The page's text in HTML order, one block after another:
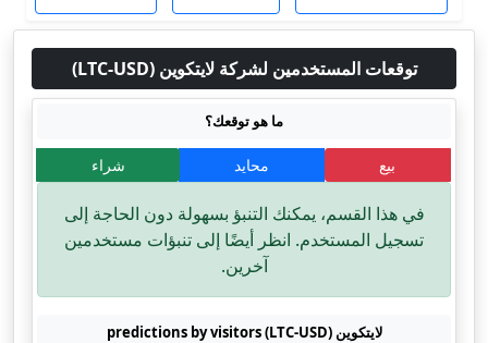
توقعات المستخدمين لشركة لايتكوين (LTC-USD)
ما هو توقعك؟
بيع محايد شراء
في هذا القسم، يمكنك التنبؤ بسهولة دون الحاجة إلى
تسجيل المستخدم. انظر أيضًا إلى تنبؤات مستخدمين
آخرين.
لايتكوين (LTC-USD) predictions by visitors